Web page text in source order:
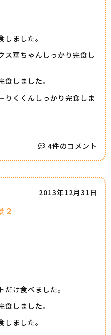
ました。
ス華ちゃんしっかり完食し
しました。
りくくんしっかり完食しま
4件のコメント
２
2013年12月31日
け食べました。
しました。
ました。